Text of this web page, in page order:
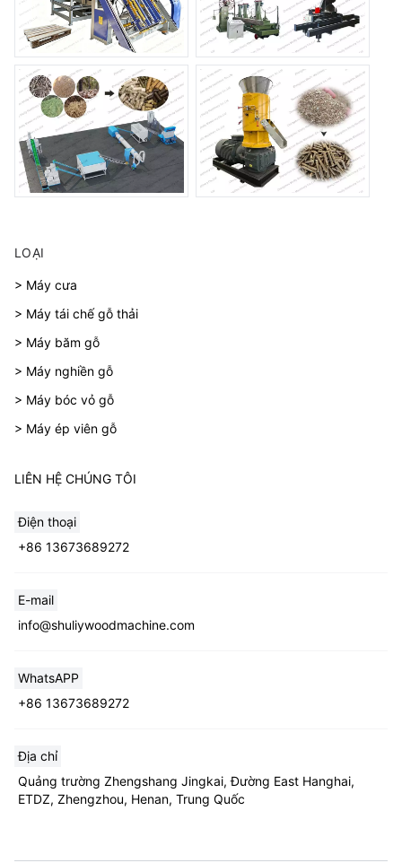
LOẠI
> Máy cưa
> Máy tái chế gỗ thải
> Máy băm gỗ
> Máy nghiền gỗ
> Máy bóc vỏ gỗ
> Máy ép viên gỗ
LIÊN HỆ CHÚNG TÔI
Điện thoại
+86 13673689272
E-mail
info@shuliywoodmachine.com
WhatsAPP
+86 13673689272
Địa chỉ
Quảng trường Zhengshang Jingkai, Đường East Hanghai,
ETDZ, Zhengzhou, Henan, Trung Quốc